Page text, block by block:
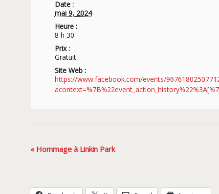
Date :
mai 9, 2024
Heure :
8 h 30
Prix :
Gratuit
Site Web :
https://www.facebook.com/events/
Navigation
« Hommage à Linkin Park